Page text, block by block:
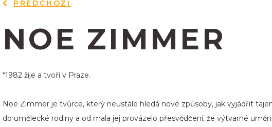
PŘEDCHOZÍ
NOE ZIMMER
*1982 žije a tvoří v Praze.
Noe Zimmer je tvůrce, který neustále hledá nové způsoby, jak vyjádřit
do umělecké rodiny a od mala jej provázelo přesvědčení, že výtvarné